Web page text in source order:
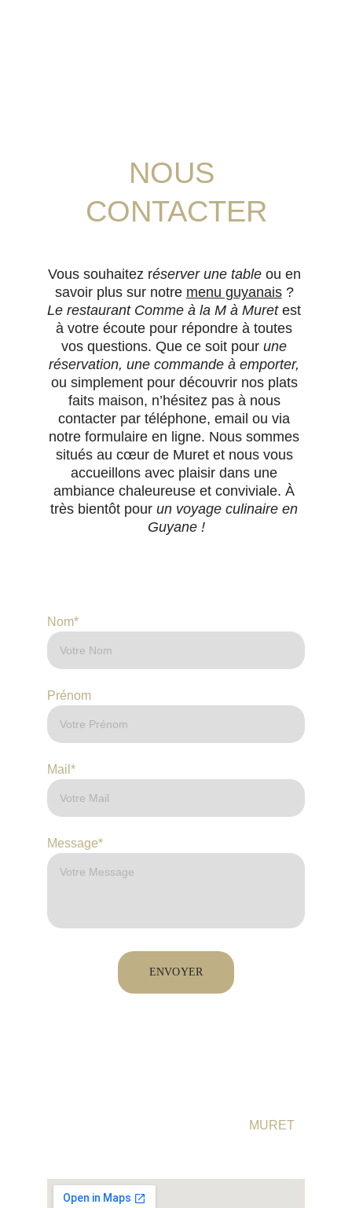
NOUS
CONTACTER
Vous souhaitez réserver une table ou en
savoir plus sur notre menu guyanais ?
Le restaurant Comme à la M à Muret est
à votre écoute pour répondre à toutes
vos questions. Que ce soit pour une
réservation, une commande à emporter,
ou simplement pour découvrir nos plats
faits maison, n’hésitez pas à nous
contacter par téléphone, email ou via
notre formulaire en ligne. Nous sommes
situés au cœur de Muret et nous vous
accueillons avec plaisir dans une
ambiance chaleureuse et conviviale. À
très bientôt pour un voyage culinaire en
Guyane !
Nom*
Prénom
Mail*
Message*
ENVOYER
MURET